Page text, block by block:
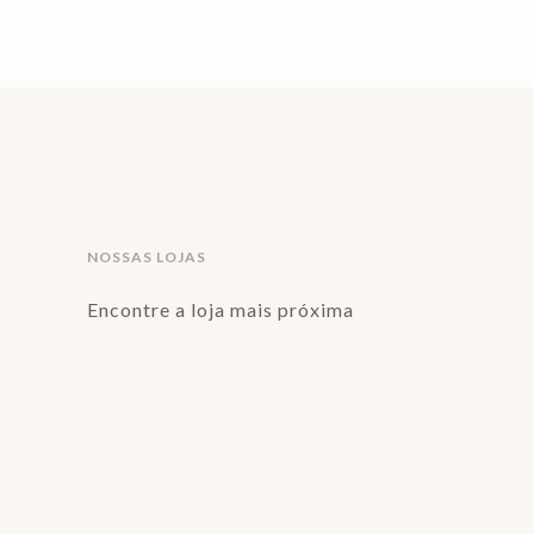
NOSSAS LOJAS
Encontre a loja mais próxima